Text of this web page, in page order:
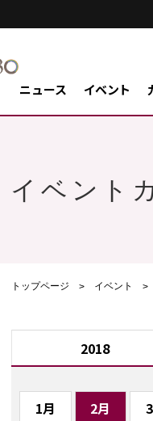
ニュース イベント
イベント
トップページ イベント
2018
1月 2月